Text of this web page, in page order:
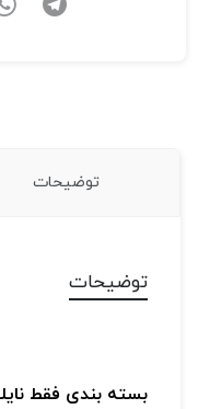
توضیحات
توضیحات
بسته بندی فقط